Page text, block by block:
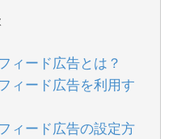
ィード広告とは？
ィード広告を利用す
ィード広告の設定方